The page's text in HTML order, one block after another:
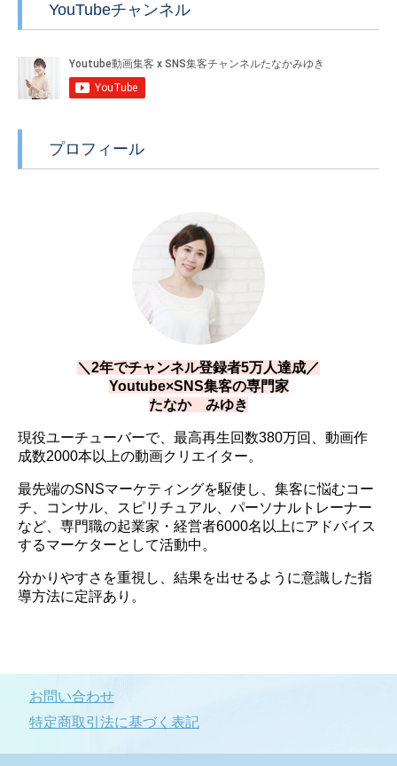
YouTubeチャンネル
プロフィール
＼2年でチャンネル登録者5万人達成／
Youtube×SNS集客の専門家
たなか みゆき
現役ユーチューバーで、最高再生回数380万回、動画作
成数2000本以上の動画クリエイター。
最先端のSNSマーケティングを駆使し、集客に悩むコー
チ、コンサル、スピリチュアル、パーソナルトレーナー
など、専門職の起業家・経営者6000名以上にアドバイス
するマーケターとして活動中。
分かりやすさを重視し、結果を出せるように意識した指
導方法に定評あり。
お問い合わせ
特定商取引法に基づく表記